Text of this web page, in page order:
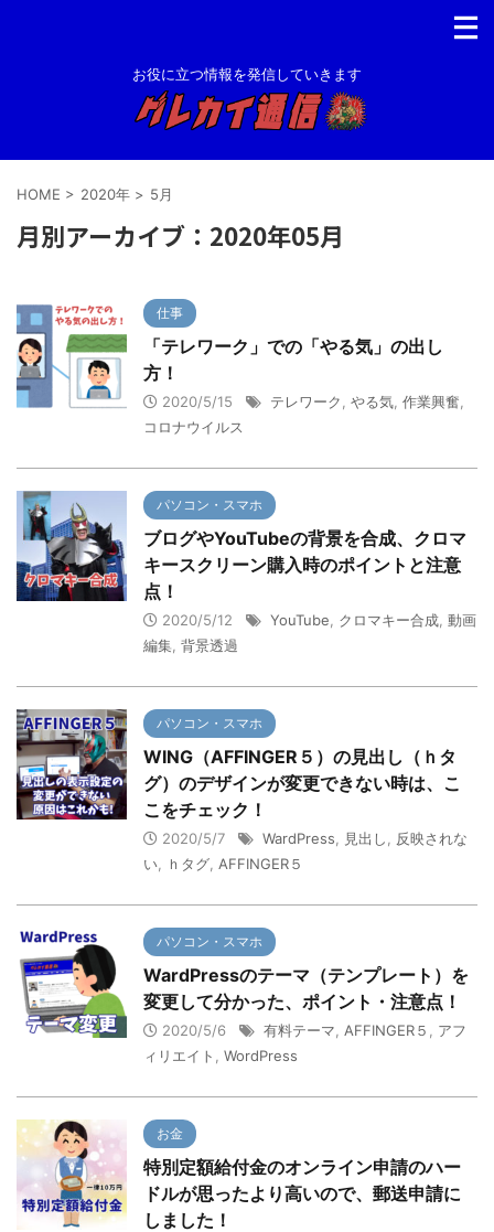
お役に立つ情報を発信していきます
HOME > 2020年 > 5月
月別アーカイブ：2020年05月
仕事
「テレワーク」での「やる気」の出し
方！
2020/5/15 テレワーク やる気 作業興奮
コロナウイルス
パソコン・スマホ
ブログやYouTubeの背景を合成、クロマ
キースクリーン購入時のポイントと注意
点！
2020/5/12 YouTube クロマキー合成 動画
編集 背景透過
パソコン・スマホ
WING（AFFINGER５）の見出し（ｈタ
グ）のデザインが変更できない時は、こ
こをチェック！
2020/5/7 WardPress 見出し
反映されな
い
ｈタグ AFFINGER５
パソコン・スマホ
WardPressのテーマ（テンプレート）を
変更して分かった、ポイント・注意点！
2020/5/6 有料テーマ AFFINGER５
アフ
ィリエイト
WordPress
お金
特別定額給付金のオンライン申請のハー
ドルが思ったより高いので、郵送申請に
しました！